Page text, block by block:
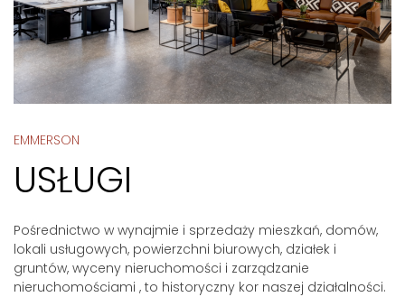
EMMERSON
USŁUGI
Pośrednictwo w wynajmie i sprzedaży mieszkań, domów,
lokali usługowych, powierzchni biurowych, działek i
gruntów, wyceny nieruchomości i zarządzanie
nieruchomościami , to historyczny kor naszej działalności.